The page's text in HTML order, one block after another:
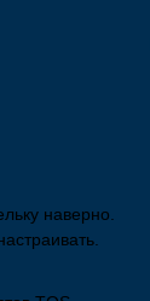
наверно.